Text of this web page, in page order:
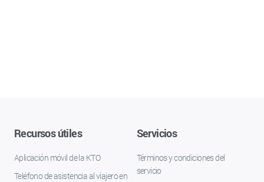
Recursos útiles
Aplicación móvil de la KTO
Teléfono de asistencia al viajero en
Servicios
Términos y condiciones del
servicio